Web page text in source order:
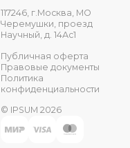
117246, г.Москва, МО
Черемушки, проезд
Научный, д. 14Ас1
Публичная оферта
Правовые документы
Политика
конфиденциальности
© IPSUM 2026